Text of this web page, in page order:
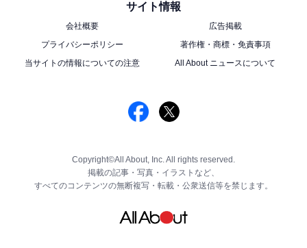
サイト情報
会社概要
広告掲載
プライバシーポリシー
著作権・商標・免責事項
当サイトの情報についての注意
All About ニュースについて
Copyright©All About, Inc. All rights reserved.
掲載の記事・写真・イラストなど、
すべてのコンテンツの無断複写・転載・公衆送信等を禁じます。